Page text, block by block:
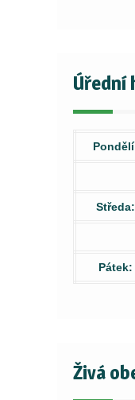
Úřední
Středa:
Pátek:
Živá